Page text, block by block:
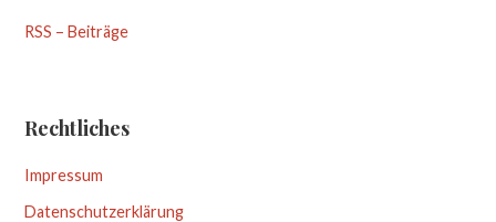
RSS – Beiträge
Rechtliches
Impressum
Datenschutzerklärung